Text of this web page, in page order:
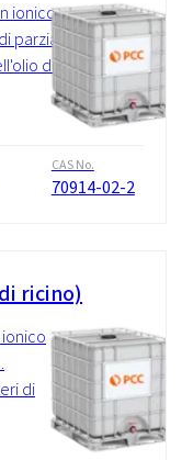
ionico
parziali
di
CAS No.
70914-02-2
ricino)
di